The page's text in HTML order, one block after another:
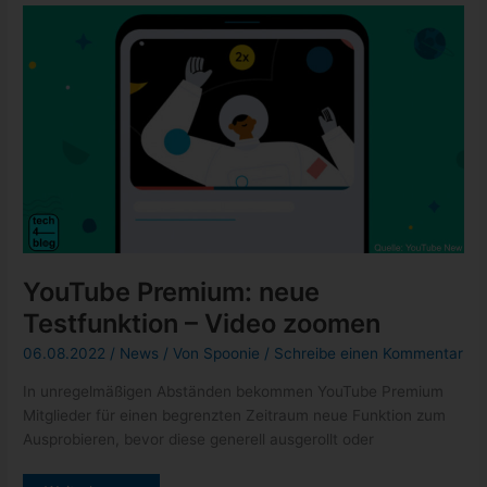
YouTube Premium: neue
Testfunktion – Video zoomen
06.08.2022 / News / Von Spoonie / Schreibe einen Kommentar
In unregelmäßigen Abständen bekommen YouTube Premium
Mitglieder für einen begrenzten Zeitraum neue Funktion zum
Ausprobieren, bevor diese generell ausgerollt oder